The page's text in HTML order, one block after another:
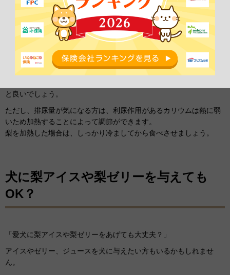
梨は加熱せずそのまま与えよう
「梨を調理して食べさせたい！」そんな方もいますよね？
しかし、梨に含まれる栄養素である、カリウムやアスパラギン酸は
と良いでしょう。
ただし、排尿量が気になる方は、利尿作用があるカリウムは熱に弱
いため加熱することによって調節ができます。
梨を加熱した場合は、しっかり冷ましてから食べさせましょう。
犬に梨アイスや梨ゼリーを与えても
OK？
「愛犬に梨アイスや梨ゼリーをあげても大丈夫？」
アイスやゼリー、ジュースを犬に与えたい方もいるかもしれませ
ん。